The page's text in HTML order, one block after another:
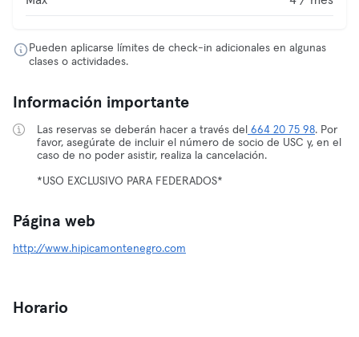
Pueden aplicarse límites de check-in adicionales en algunas
clases o actividades.
Información importante
Las reservas se deberán hacer a través del 664 20 75 98. Por
favor, asegúrate de incluir el número de socio de USC y, en el
caso de no poder asistir, realiza la cancelación.
*USO EXCLUSIVO PARA FEDERADOS*
Página web
http://www.hipicamontenegro.com
Horario